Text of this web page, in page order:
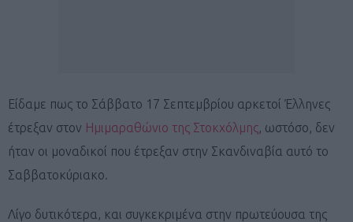
Είδαμε πως το Σάββατο 17 Σεπτεμβρίου αρκετοί Έλληνες
έτρεξαν στον Ημιμαραθώνιο της Στοκχόλμης, ωστόσο, δεν
ήταν οι μοναδικοί που έτρεξαν στην Σκανδιναβία αυτό το
Σαββατοκύριακο.
Λίγο δυτικότερα, και συγκεκριμένα στην πρωτεύουσα της